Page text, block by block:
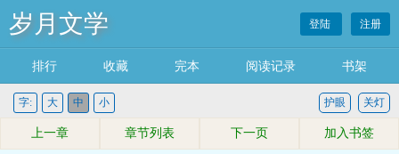
岁月文学 登陆 注册
排行 收藏 完本 阅读记录 书架
字: 大 中 小 关灯
护眼
上一章 章节列表 下一页 加入书签